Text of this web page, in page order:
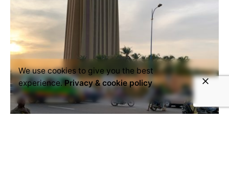
We use cookies to give you the best
experience. Privacy & cookie policy